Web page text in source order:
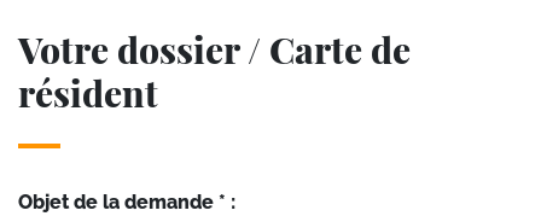
Votre dossier / Carte de
résident
Objet de la demande * :